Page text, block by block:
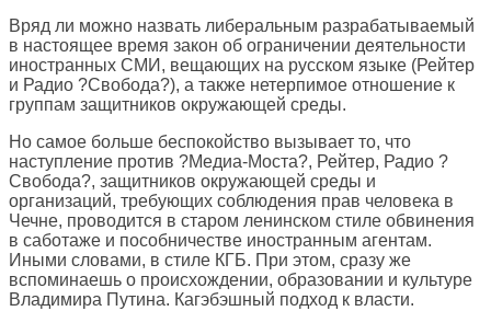
Вряд ли можно назвать либеральным разрабатываемый
в настоящее время закон об ограничении деятельности
иностранных СМИ, вещающих на русском языке (Рейтер
и Радио ?Свобода?), а также нетерпимое отношение к
группам защитников окружающей среды.
Но самое больше беспокойство вызывает то, что
наступление против ?Медиа-Моста?, Рейтер, Радио ?
Свобода?, защитников окружающей среды и
организаций, требующих соблюдения прав человека в
Чечне, проводится в старом ленинском стиле обвинения
в саботаже и пособничестве иностранным агентам.
Иными словами, в стиле КГБ. При этом, сразу же
вспоминаешь о происхождении, образовании и культуре
Владимира Путина. Кагэбэшный подход к власти.